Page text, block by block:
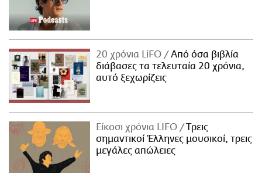
20 χρόνια LiFO
Από όσα βιβλία
διάβασες τα τελευταία 20 χρόνια,
αυτό ξεχωρίζεις
Είκοσι χρόνια LIFO
Tρεις
σημαντικοί Έλληνες μουσικοί, τρεις
μεγάλες απώλειες